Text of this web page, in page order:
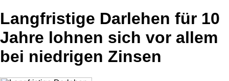
Langfristige Darlehen für 10
Jahre lohnen sich vor allem
bei niedrigen Zinsen